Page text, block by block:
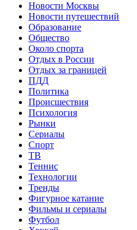
Новости Москвы
Новости путешествий
Образование
Общество
Около спорта
Отдых в России
Отдых за границей
ПДД
Политика
Происшествия
Психология
Рынки
Сериалы
Спорт
ТВ
Теннис
Технологии
Тренды
Фигурное катание
Фильмы и сериалы
Футбол